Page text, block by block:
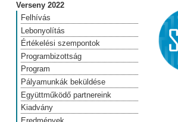
Verseny 2022
Felhívás
Lebonyolítás
Értékelési szempontok
Programbizottság
Program
Pályamunkák beküldése
Együttműködő partnereink
Kiadvány